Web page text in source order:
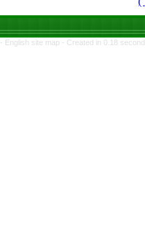
Persian site map -